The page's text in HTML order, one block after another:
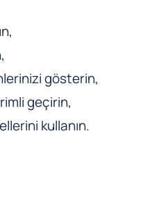
gösterin,
geçirin,
kullanın.